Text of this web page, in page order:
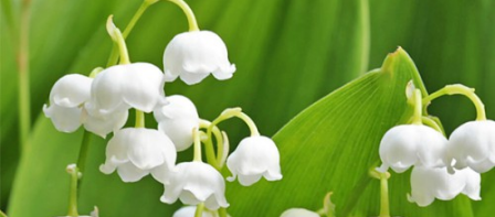
3 아이비 제라늄
4 리갈
5 접시꽃
6 에키네시아